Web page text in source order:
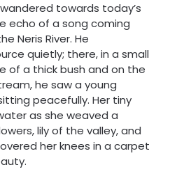
towards today’s
echo of a song coming
Neris River. He
quietly; there, in a small
of a thick bush and on the
he saw a young
peacefully. Her tiny
as she weaved a
lily of the valley, and
her knees in a carpet